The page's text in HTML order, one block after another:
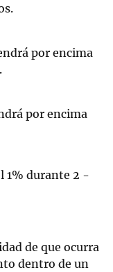
por encima
por encima
1% durante 2 -
de que ocurra
dentro de un